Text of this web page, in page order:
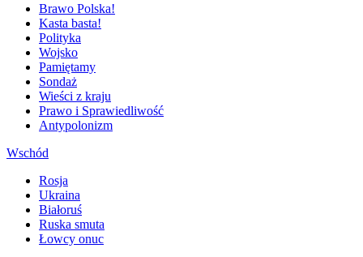
Brawo Polska!
Kasta basta!
Polityka
Wojsko
Pamiętamy
Sondaż
Wieści z kraju
Prawo i Sprawiedliwość
Antypolonizm
Wschód
Rosja
Ukraina
Białoruś
Ruska smuta
Łowcy onuc